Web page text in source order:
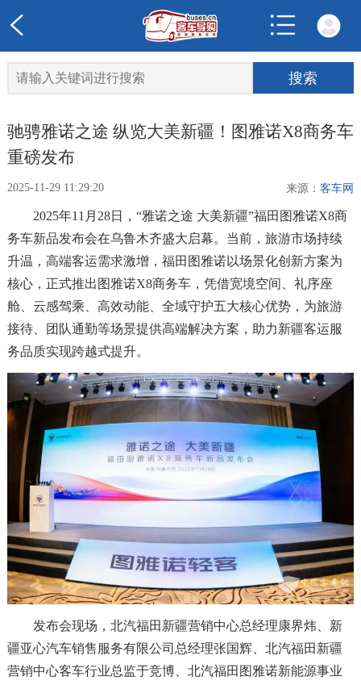
驰骋雅诺之途 纵览大美新疆！图雅诺X8商务车
重磅发布
2025-11-29 11:29:20 来源：客车网
2025年11月28日，“雅诺之途 大美新疆”福田图雅诺X8商
务车新品发布会在乌鲁木齐盛大启幕。当前，旅游市场持续
升温，高端客运需求激增，福田图雅诺以场景化创新方案为
核心，正式推出图雅诺X8商务车，凭借宽境空间、礼序座
舱、云感驾乘、高效动能、全域守护五大核心优势，为旅游
接待、团队通勤等场景提供高端解决方案，助力新疆客运服
务品质实现跨越式提升。
发布会现场，北汽福田新疆营销中心总经理康界炜、新
疆亚心汽车销售服务有限公司总经理张国辉、北汽福田新疆
营销中心客车行业总监于竞博、北汽福田图雅诺新能源事业